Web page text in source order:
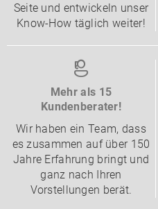
Seite und entwickeln unser
Know-How täglich weiter!
Mehr als 15
Kundenberater!
Wir haben ein Team, dass
es zusammen auf über 150
Jahre Erfahrung bringt und
ganz nach Ihren
Vorstellungen berät.